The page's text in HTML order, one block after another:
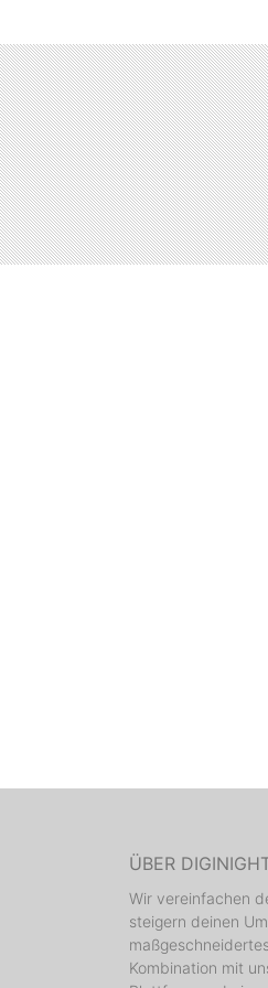
ÜBER
Wir vereinfachen
steigern deinen
Kombination mit